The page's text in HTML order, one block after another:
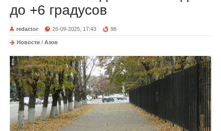
до +6 градусов
redactor 26-09-2025, 17:43 98
Новости / Азов